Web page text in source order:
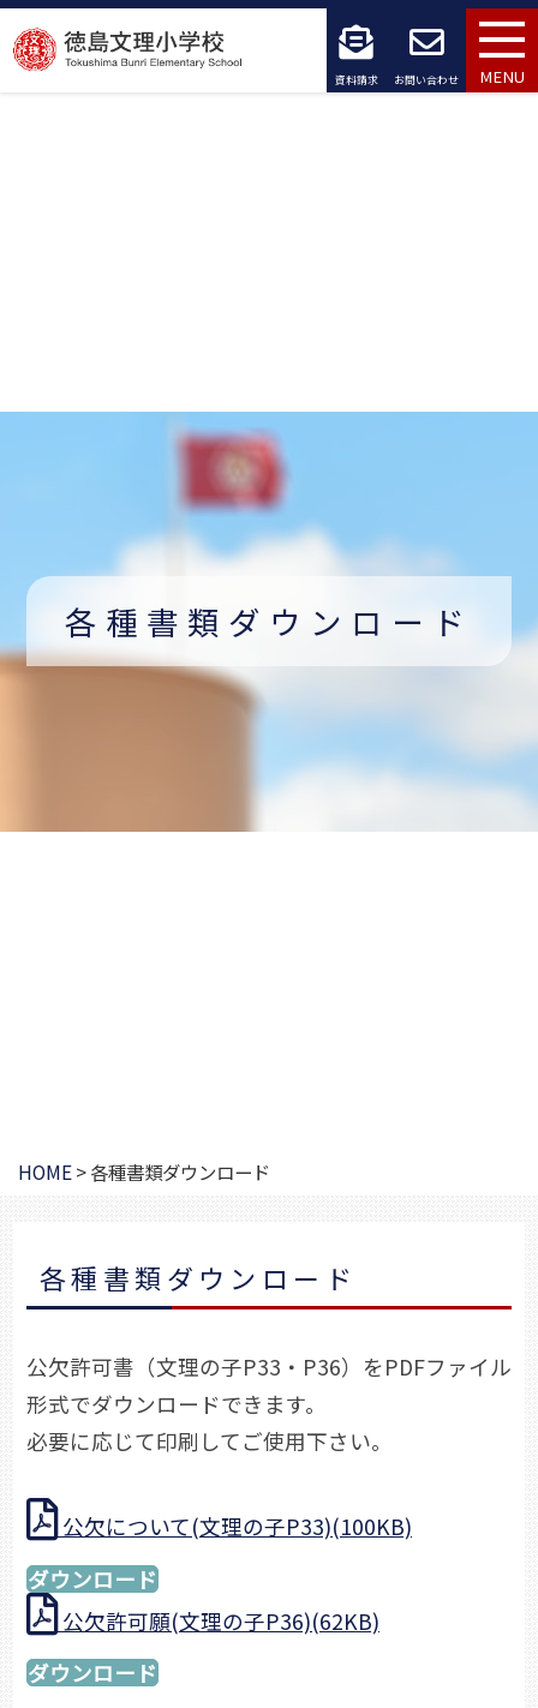
コ
ン
資料請求 お問い合わせ MENU
各種書類ダウンロード
HOME>各種書類ダウンロード
各種書類ダウンロード
公欠許可書（文理の子P33・P36）をPDFファイル
形式でダウンロードできます。
必要に応じて印刷してご使用下さい。
公欠について(文理の子P33)(100KB)
ダウンロード
公欠許可願(文理の子P36)(62KB)
ダウンロード